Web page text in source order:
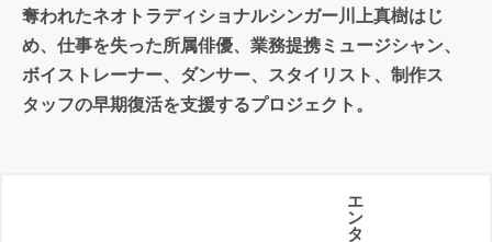
奪われたネオトラディショナルシンガー川上真樹はじ
め、仕事を失った所属俳優、業務提携ミュージシャン、
ボイストレーナー、ダンサー、スタイリスト、制作ス
タッフの早期復活を支援するプロジェクト。
エ
ン
タ